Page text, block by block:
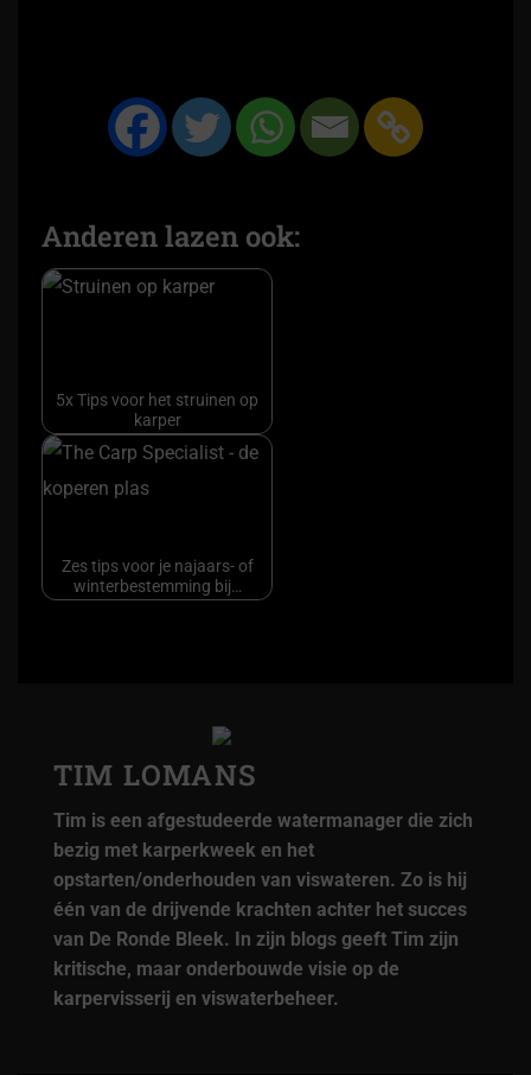
Anderen lazen ook:
5x Tips voor het struinen op
karper
Zes tips voor je najaars- of
winterbestemming bij…
TIM LOMANS
Tim is een afgestudeerde watermanager die zich
bezig met karperkweek en het
opstarten/onderhouden van viswateren. Zo is hij
één van de drijvende krachten achter het succes
van De Ronde Bleek. In zijn blogs geeft Tim zijn
kritische, maar onderbouwde visie op de
karpervisserij en viswaterbeheer.